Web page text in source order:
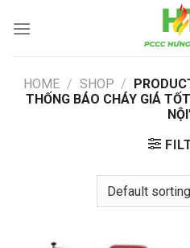
HOME / SHOP /
THỐNG BÁO CHÁY GIÁ